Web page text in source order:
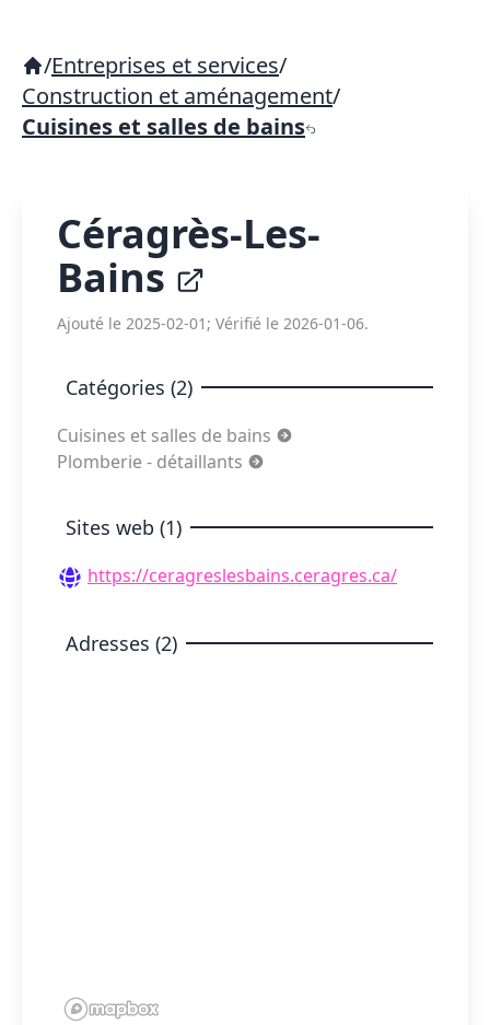
/Entreprises et services/
Construction et aménagement/
Cuisines et salles de bains
Céragrès-Les-
Bains
Ajouté le 2025-02-01; Vérifié le 2026-01-06.
Catégories (2)
Cuisines et salles de bains
Plomberie - détaillants
Sites web (1)
https://ceragreslesbains.ceragres.ca/
Adresses (2)